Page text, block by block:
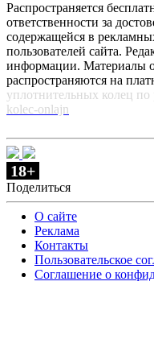
Распространяется
ответственности за
содержащейся в
пользователей сайта.
информации. Материалы
распространяются на
уплотнительных колец по
kolec-onlajn
18+
Поделиться
О сайте
Реклама
Контакты
Пользовательское
Соглашение о